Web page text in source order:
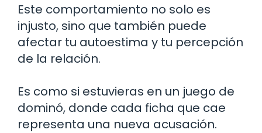
Este comportamiento no solo es
injusto, sino que también puede
afectar tu autoestima y tu percepción
de la relación.
Es como si estuvieras en un juego de
dominó, donde cada ficha que cae
representa una nueva acusación.